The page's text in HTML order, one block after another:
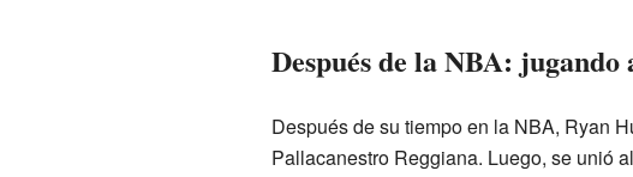
Después de la NBA:
Después de su tiempo en la NBA, Ryan
Pallacanestro Reggiana. Luego, se unió